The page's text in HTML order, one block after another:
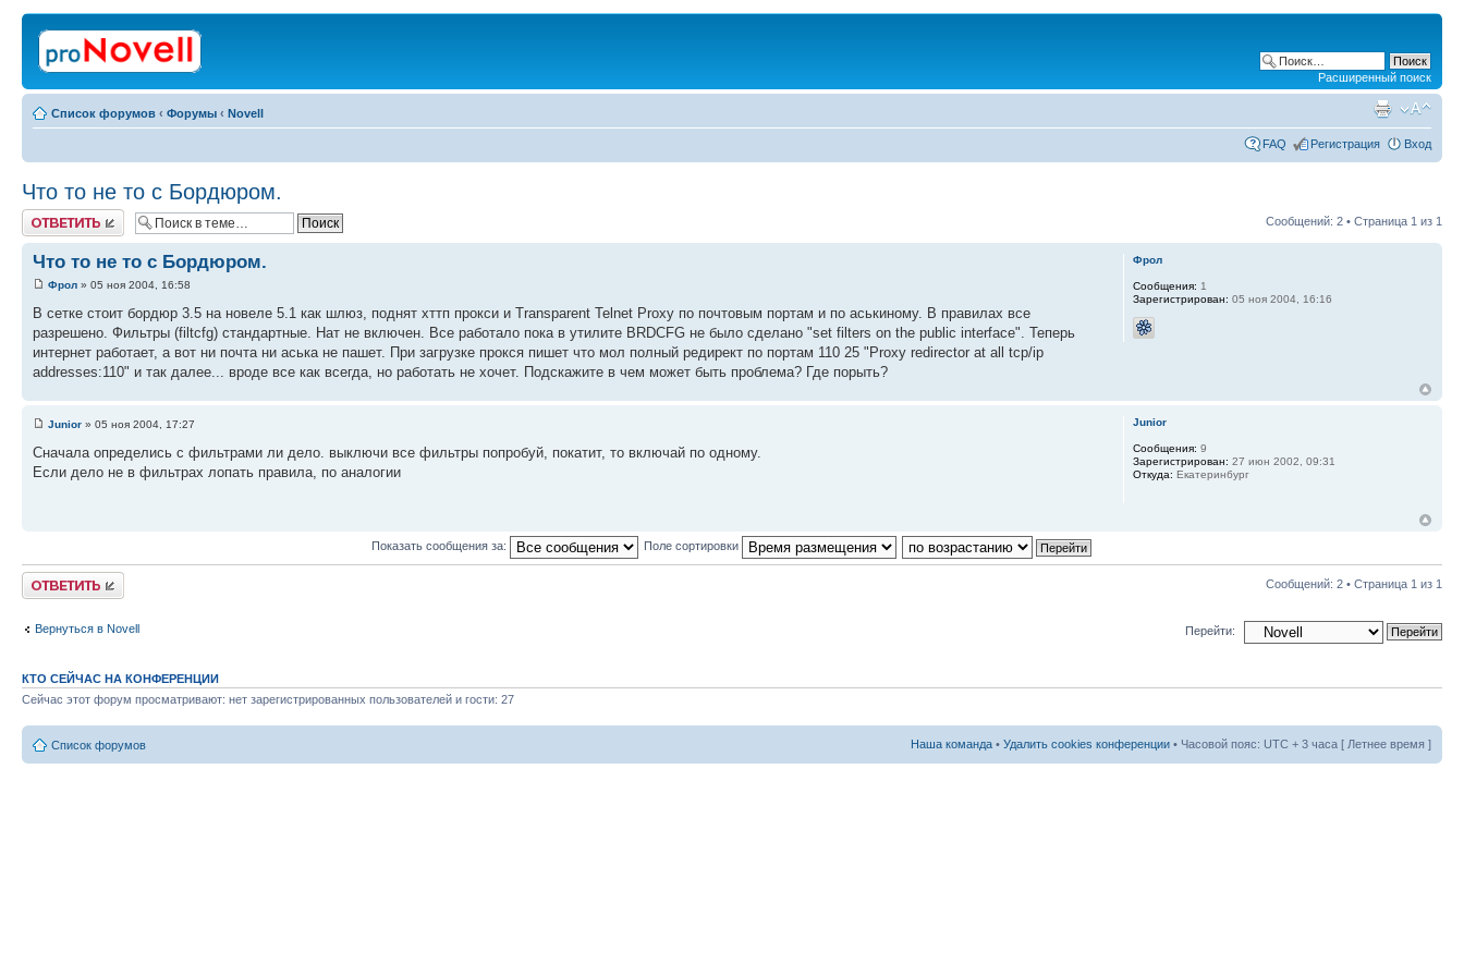
Расширенный поиск
Список форумов ‹ Форумы ‹ Novell
FAQ Регистрация Вход
Что то не то с Бордюром.
Ответить Сообщений: 2 • Страница 1 из 1
Что то не то с Бордюром.
Фрол » 05 ноя 2004, 16:58
В сетке стоит бордюр 3.5 на новеле 5.1 как шлюз, поднят хттп прокси и Transparent Telnet Proxy по почтовым портам и по аськиному. В правилах все
разрешено. Фильтры (filtcfg) стандартные. Нат не включен. Все работало пока в утилите BRDCFG не было сделано "set filters on the public interface". Теперь
интернет работает, а вот ни почта ни аська не пашет. При загрузке прокся пишет что мол полный редирект по портам 110 25 "Proxy redirector at all tcp/ip
addresses:110" и так далее... вроде все как всегда, но работать не хочет. Подскажите в чем может быть проблема? Где порыть?
Фрол
Сообщения: 1
Зарегистрирован: 05 ноя 2004, 16:16
Junior » 05 ноя 2004, 17:27
Сначала определись с фильтрами ли дело. выключи все фильтры попробуй, покатит, то включай по одному.
Если дело не в фильтрах лопать правила, по аналогии
Junior
Сообщения: 9
Зарегистрирован: 27 июн 2002, 09:31
Откуда: Екатеринбург
Показать сообщения за: Поле сортировки
Ответить Сообщений: 2 • Страница 1 из 1
Вернуться в Novell Перейти:
КТО СЕЙЧАС НА КОНФЕРЕНЦИИ
Сейчас этот форум просматривают: нет зарегистрированных пользователей и гости: 27
Список форумов Наша команда • Удалить cookies конференции • Часовой пояс: UTC + 3 часа [ Летнее время ]